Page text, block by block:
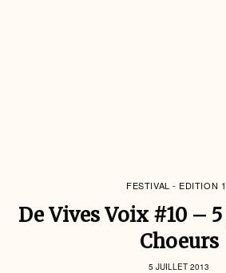
FESTIVAL - EDITION
De Vives Voix #10 –
Choeurs
5 JUILLET 2013